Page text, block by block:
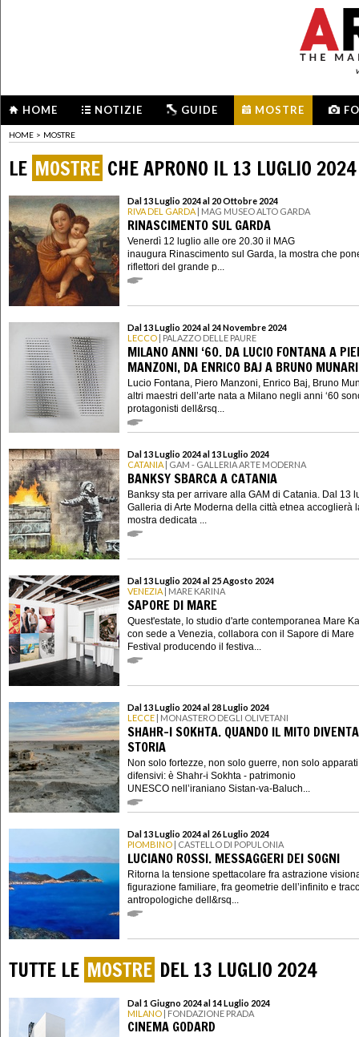
HOME NOTIZIE GUIDE MOSTRE
HOME > MOSTRE
LE MOSTRE CHE APRONO IL 13 LUGLIO 2024
Dal 13 Luglio 2024 al 20 Ottobre 2024
RIVA DEL GARDA | MAG MUSEO ALTO GARDA
RINASCIMENTO SUL GARDA
Venerdì 12 luglio alle ore 20.30 il MAG
inaugura Rinascimento sul Garda, la mostra che
riflettori del grande p...
Dal 13 Luglio 2024 al 24 Novembre 2024
LECCO | PALAZZO DELLE PAURE
MILANO ANNI ‘60. DA LUCIO FONTANA A
MANZONI, DA ENRICO BAJ A BRUNO MUNARI
Lucio Fontana, Piero Manzoni, Enrico Baj, Bruno
altri maestri dell’arte nata a Milano negli anni ‘60
protagonisti dell&rsq...
Dal 13 Luglio 2024 al 13 Luglio 2024
CATANIA | GAM - GALLERIA ARTE MODERNA
BANKSY SBARCA A CATANIA
Banksy sta per arrivare alla GAM di Catania. Dal 13
Galleria di Arte Moderna della città etnea accoglierà
mostra dedicata ...
Dal 13 Luglio 2024 al 25 Agosto 2024
VENEZIA | MARE KARINA
SAPORE DI MARE
Quest'estate, lo studio d'arte contemporanea Mare
con sede a Venezia, collabora con il Sapore di Mare
Festival producendo il festiva...
Dal 13 Luglio 2024 al 28 Luglio 2024
LECCE | MONASTERO DEGLI OLIVETANI
SHAHR-I SOKHTA. QUANDO IL MITO DIVENTA
STORIA
Non solo fortezze, non solo guerre, non solo apparati
difensivi: è Shahr-i Sokhta - patrimonio
UNESCO nell’iraniano Sistan-va-Baluch...
Dal 13 Luglio 2024 al 26 Luglio 2024
PIOMBINO | CASTELLO DI POPULONIA
LUCIANO ROSSI. MESSAGGERI DEI SOGNI
Ritorna la tensione spettacolare fra astrazione
figurazione familiare, fra geometrie dell’infinito e
antropologiche dell&rsq...
TUTTE LE MOSTRE DEL 13 LUGLIO 2024
Dal 1 Giugno 2024 al 14 Luglio 2024
MILANO | FONDAZIONE PRADA
CINEMA GODARD